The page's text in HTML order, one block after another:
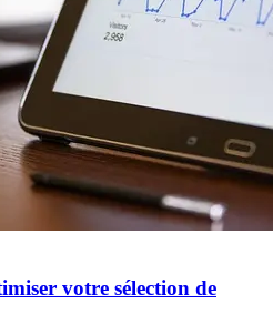
votre sélection de